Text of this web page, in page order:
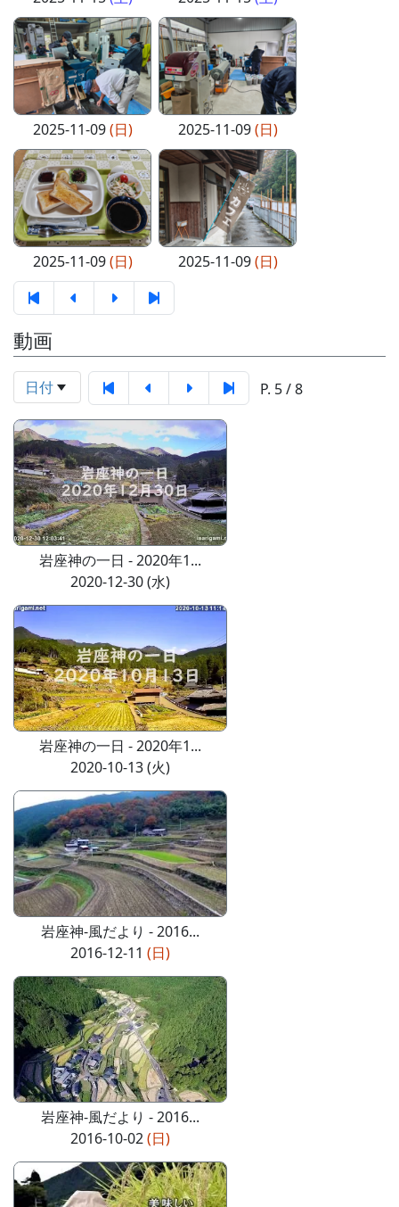
2025-11-09(日) 2025-11-09(日)
2025-11-09(日) 2025-11-09(日)
動画
日付 P. 5 / 8
岩座神の一日 - 2020年1...
2020-12-30 (水)
岩座神の一日 - 2020年1...
2020-10-13 (火)
岩座神-風だより - 2016...
2016-12-11 (日)
岩座神-風だより - 2016...
2016-10-02(日)